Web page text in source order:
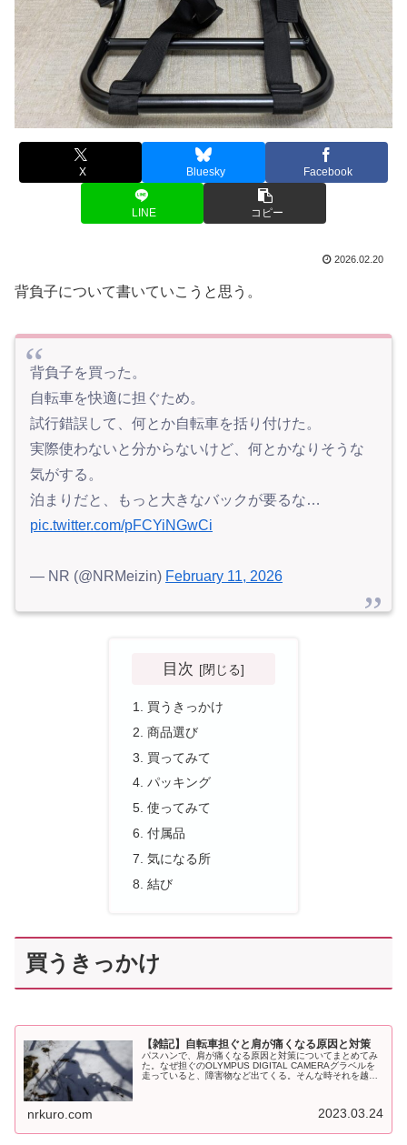
X Bluesky Facebook
LINE コピー
2026.02.20
背負子について書いていこうと思う。
背負子を買った。
自転車を快適に担ぐため。
試行錯誤して、何とか自転車を括り付けた。
実際使わないと分からないけど、何とかなりそうな
気がする。
泊まりだと、もっと大きなバックが要るな…
pic.twitter.com/pFCYiNGwCi
— NR (@NRMeizin) February 11, 2026
目次
買うきっかけ
商品選び
買ってみて
パッキング
使ってみて
付属品
気になる所
結び
買うきっかけ
【雑記】自転車担ぐと肩が痛くなる原因と対策
パスハンで、肩が痛くなる原因と対策についてまとめてみ
た。なぜ担ぐのOLYMPUS DIGITAL CAMERAグラベルを
走っていると、障害物など出てくる。そんな時それを越え
nrkuro.com 2023.03.24